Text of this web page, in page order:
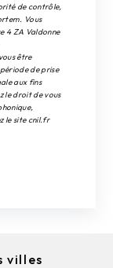
de contrôle,
Vous
4 ZA Valdonne
être
de prise
aux fins
le droit de vous
le site cnil.fr
villes